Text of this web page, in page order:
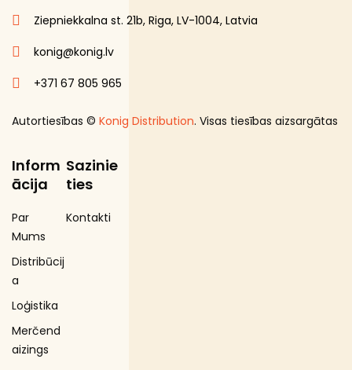
Ziepniekkalna st. 21b, Riga, LV-1004, Latvia
konig@konig.lv
+371 67 805 965
Autortiesības © Konig Distribution. Visas tiesības aizsargātas
Inform
ācija
Par
Mums
Distribūcij
a
Loģistika
Merčend
aizings
Sazinie
ties
Kontakti